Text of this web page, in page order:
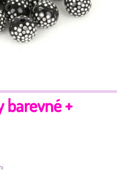
barevné +